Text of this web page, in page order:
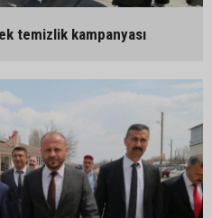
temizlik kampanyası